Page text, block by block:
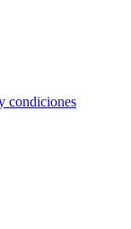
condiciones